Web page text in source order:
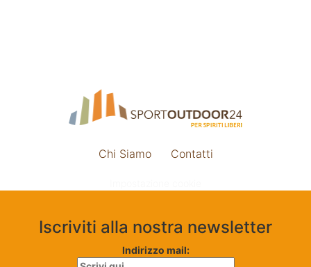
Chi Siamo Contatti
Iscriviti alla nostra newsletter
Indirizzo mail: